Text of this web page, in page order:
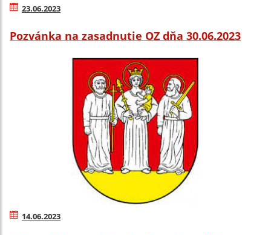
23.06.2023
Pozvánka na zasadnutie OZ dňa 30.06.2023
14.06.2023